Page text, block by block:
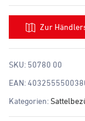
Zur
SKU: 50780 00
EAN:
Kategorien: